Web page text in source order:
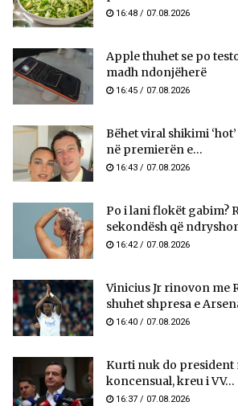
16:48 / 07.08.2026
Apple thuhet se po
madh ndonjëherë
16:45 / 07.08.2026
Bëhet viral shikimi
në premierën e...
16:43 / 07.08.2026
Po i lani flokët gabim?
sekondësh që
16:42 / 07.08.2026
Vinicius Jr rinovon me
shuhet shpresa e
16:40 / 07.08.2026
Kurti nuk do president
koncensual, kreu i VV...
16:37 / 07.08.2026